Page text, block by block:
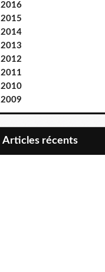
2016
2015
2014
2013
2012
2011
2010
2009
articles récents